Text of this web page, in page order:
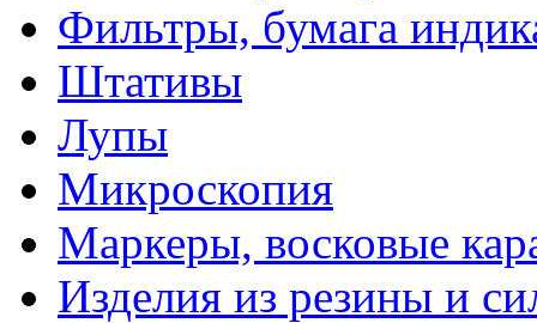
Фильтры, бумага
Штативы
Лупы
Микроскопия
Маркеры, восковые
Изделия из резины и